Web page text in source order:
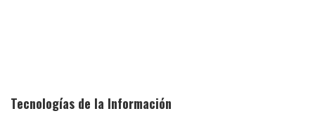
Tecnologías de la Información